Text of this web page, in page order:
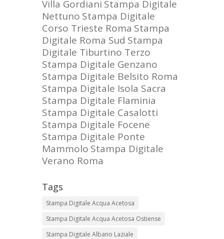
Villa Gordiani Stampa Digitale
Nettuno Stampa Digitale
Corso Trieste Roma Stampa
Digitale Roma Sud Stampa
Digitale Tiburtino Terzo
Stampa Digitale Genzano
Stampa Digitale Belsito Roma
Stampa Digitale Isola Sacra
Stampa Digitale Flaminia
Stampa Digitale Casalotti
Stampa Digitale Focene
Stampa Digitale Ponte
Mammolo Stampa Digitale
Verano Roma
Tags
Stampa Digitale Acqua Acetosa
Stampa Digitale Acqua Acetosa Ostiense
Stampa Digitale Albano Laziale